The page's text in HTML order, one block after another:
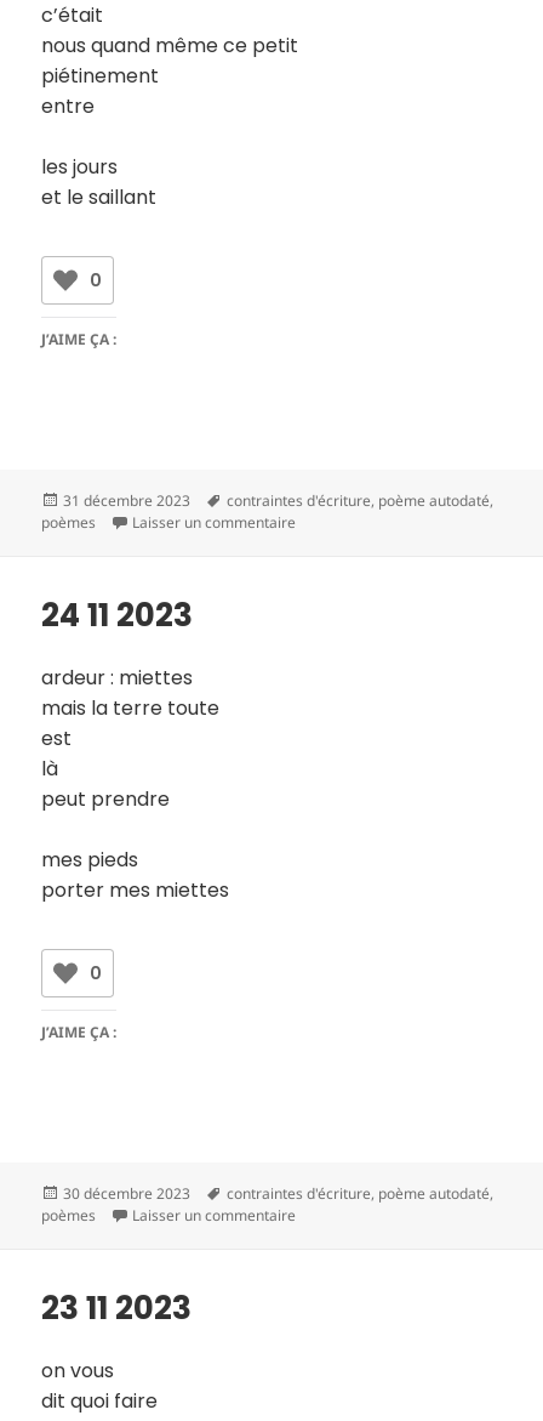
c’était
nous quand même ce petit
piétinement
entre
les jours
et le saillant
0
J’AIME ÇA :
Publié
le
31 décembre 2023
Mots-
clés
contraintes d'écriture, poème autodaté,
poèmes
Laisser un commentaire
24 11 2023
ardeur : miettes
mais la terre toute
est
là
peut prendre
mes pieds
porter mes miettes
0
J’AIME ÇA :
Publié
le
30 décembre 2023
Mots-
clés
contraintes d'écriture, poème autodaté,
poèmes
Laisser un commentaire
23 11 2023
on vous
dit quoi faire